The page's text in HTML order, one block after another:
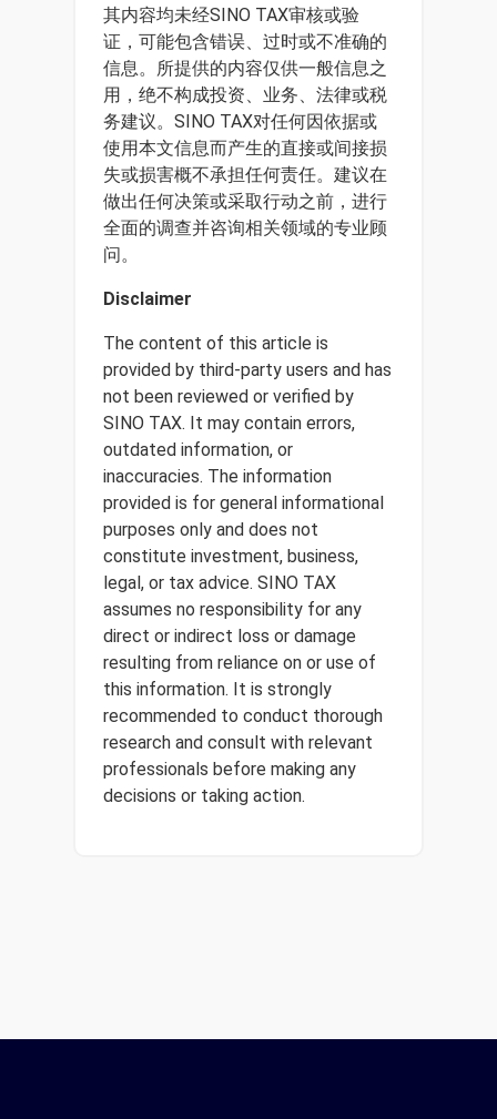
其内容均未经SINO TAX审核或验
证，可能包含错误、过时或不准确的
信息。所提供的内容仅供一般信息之
用，绝不构成投资、业务、法律或税
务建议。SINO TAX对任何因依据或
使用本文信息而产生的直接或间接损
失或损害概不承担任何责任。建议在
做出任何决策或采取行动之前，进行
全面的调查并咨询相关领域的专业顾
问。
Disclaimer
The content of this article is
provided by third-party users and has
not been reviewed or verified by
SINO TAX. It may contain errors,
outdated information, or
inaccuracies. The information
provided is for general informational
purposes only and does not
constitute investment, business,
legal, or tax advice. SINO TAX
assumes no responsibility for any
direct or indirect loss or damage
resulting from reliance on or use of
this information. It is strongly
recommended to conduct thorough
research and consult with relevant
professionals before making any
decisions or taking action.